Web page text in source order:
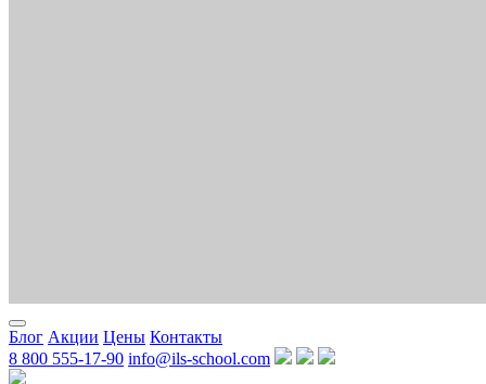
Блог Акции Цены Контакты
8 800 555-17-90 info@ils-school.com